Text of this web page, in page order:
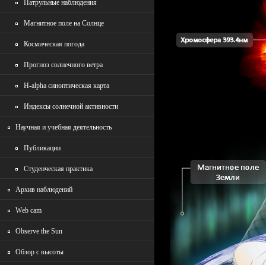
Патрульные наблюдения
Магнитное поле на Солнце
Космическая погода
Прогноз солнечного ветра
H-alpha синоптическая карта
Индексы солнечной активности
Научная и учебная деятельность
Публикации
Студенческая практика
Архив наблюдений
Wеb cam
Observe the Sun
Обзор с высоты